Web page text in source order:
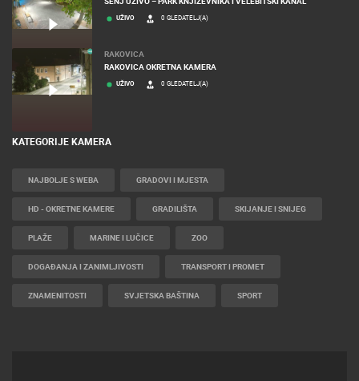
UŽIVO 0 GLEDATELJ(A)
RAKOVICA
RAKOVICA OKRETNA KAMERA
UŽIVO 0 GLEDATELJ(A)
KATEGORIJE KAMERA
NAJBOLJE S WEBA GRADOVI I MJESTA
HD - OKRETNE KAMERE GRADILIŠTA SKIJANJE I SNIJEG
PLAŽE MARINE I LUČICE ZOO
DOGAĐANJA I ZANIMLJIVOSTI TRANSPORT I PROMET
ZNAMENITOSTI SVJETSKA BAŠTINA SPORT